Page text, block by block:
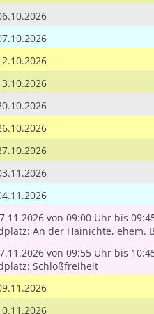
von 09:00 Uhr bis
An der Hainichte, ehem.
von 09:55 Uhr bis
Schloßfreiheit